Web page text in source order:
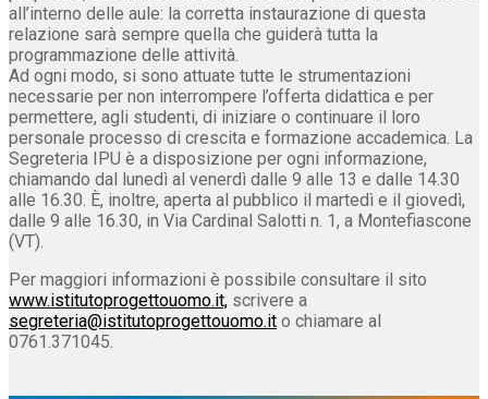
all’interno delle aule: la corretta instaurazione di questa
relazione sarà sempre quella che guiderà tutta la
programmazione delle attività.
Ad ogni modo, si sono attuate tutte le strumentazioni
necessarie per non interrompere l’offerta didattica e per
permettere, agli studenti, di iniziare o continuare il loro
personale processo di crescita e formazione accademica. La
Segreteria IPU è a disposizione per ogni informazione,
chiamando dal lunedì al venerdì dalle 9 alle 13 e dalle 14.30
alle 16.30. È, inoltre, aperta al pubblico il martedì e il giovedì,
dalle 9 alle 16.30, in Via Cardinal Salotti n. 1, a Montefiascone
(VT).
Per maggiori informazioni è possibile consultare il sito
www.istitutoprogettouomo.it, scrivere a
segreteria@istitutoprogettouomo.it o chiamare al
0761.371045.